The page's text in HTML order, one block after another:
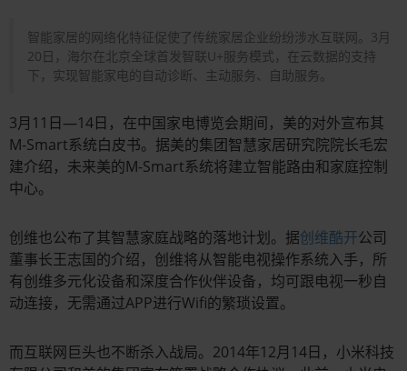
智能家居的网络化特征促使了传统家居企业纷纷涉水互联网。3月
20日，海尔在北京全球首发智联U+服务模式，在云数据的支持
下，实现智能家电的自动诊断、主动服务、自助服务。
3月11日—14日，在中国家电博览会期间，美的对外宣布其
M-Smart系统白皮书。据美的集团智慧家居研究院院长毛宏
建介绍，未来美的M-Smart系统将建立智能路由和家庭控制
中心。
创维也公布了其智慧家庭战略的落地计划。据创维酷开公司
董事长王志国的介绍，创维将从智能电视操作系统入手，所
有创维多元化设备和深度合作伙伴设备，均可跟电视一秒自
动连接，无需通过APP进行Wifi的繁琐设置。
而互联网巨头也不断杀入战局。2014年12月14日，小米科技